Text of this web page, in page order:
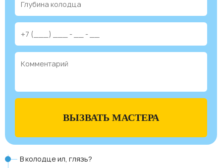
ВЫЗВАТЬ МАСТЕРА
В колодце ил, глязь?